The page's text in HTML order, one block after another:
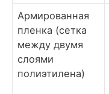
Армированная
пленка (сетка
между двумя
слоями
полиэтилена)